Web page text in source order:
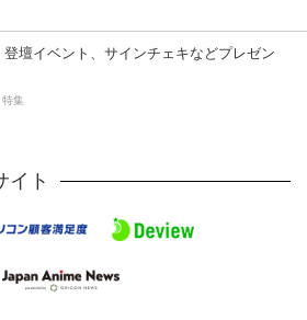
登壇イベント、サインチェキなどプレゼン
特集
イト